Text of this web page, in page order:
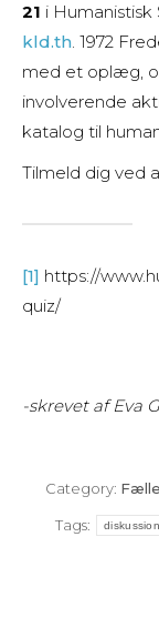
21 i Humanistisk
kld.th. 1972
med et oplæg,
involverende
katalog til
Tilmeld dig ved
[1] https://
quiz/
-skrevet af Eva
Category:
Tags: diskussion